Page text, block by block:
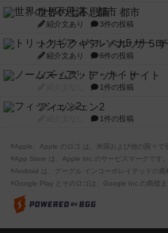
世界の七不思議：都市
紹介文あり 3件の投稿
トリックギア - ペルソナ5
紹介文あり 6件の投稿
ノームズ・アット・ナイト
1件の投稿
フィッシェン2
1件の投稿
※Apple、Apple のロゴ は、米国および他の国々で
※App Store は、Apple Inc.のサービスマークです。
※Android は、グーグル インコーポレイテッドの商
※Google Play とそのロゴは、Google Inc.の商標ま